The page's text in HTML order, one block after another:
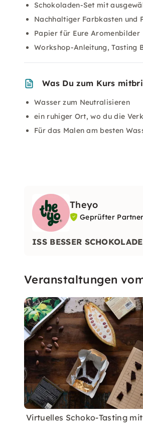
Schokoladen-Set mit
Nachhaltiger Farbkasten und
Papier für Eure Aromenbilder
Workshop-Anleitung, Tasting
Was Du zum Kurs
Wasser zum Neutralisieren
ein ruhiger Ort, wo du die
Für das Malen am besten
Theyo
Geprüfter Partner
ISS BESSER
Veranstaltungen
Virtuelles Schoko-Tasting mit